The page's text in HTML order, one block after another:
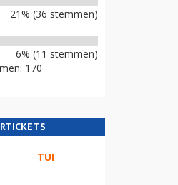
21% (36 stemmen)
6% (11 stemmen)
170
TUI